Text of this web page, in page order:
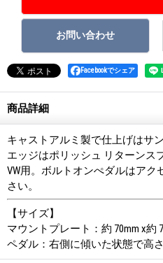
Facebookでシェア
商品詳細
キャストアルミ製で仕上げはサ
エッジはポリッシュ リターンス
VW用。ボルトオンぺダルはア
さい。
【サイズ】
マウントプレート：約 70mm x約
ペダル：右側に傾いた状態で高さ